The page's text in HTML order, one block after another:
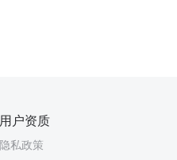
用户资质
隐私政策